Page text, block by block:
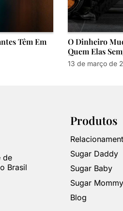
Têm Em
O Dinheiro
Quem Elas
13 de março de
de
Brasil
Produtos
Sugar Daddy
Sugar Baby
Sugar Mommy
Blog